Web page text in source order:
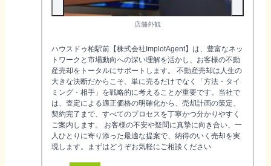
店舗外観
ハウスドゥ柏駅前【株式会社ImplotAgent】は、豊富なネッ
トワークと市場動向への深い理解を活かし、お客様の不動
産売却をトータルにサポートします。 不動産売却は人生の
大きな決断だからこそ、単に売るだけでなく「方法・タイ
ミング・相手」を戦略的に考えることが重要です。当社で
は、査定による適正価格の明確化から、売却計画の策定、
契約完了まで、すべてのプロセスを丁寧かつ分かりやすく
ご案内します。 お客様の不安や疑問に真摯に向き合い、一
人ひとりに寄り添った最適な提案で、納得のいく売却を実
現します。まずはどうぞお気軽にご相談ください